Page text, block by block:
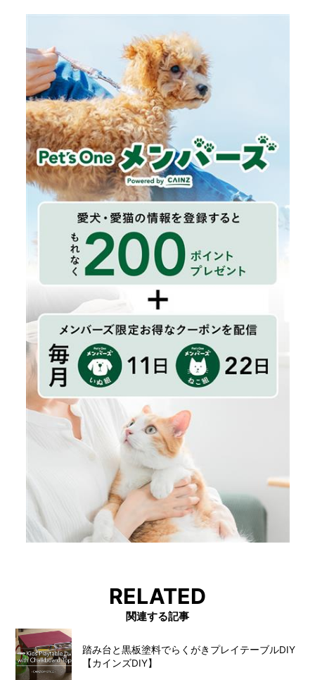
RELATED
関連する記事
踏み台と黒板塗料でらくがきプレイテーブルDIY
【カインズDIY】